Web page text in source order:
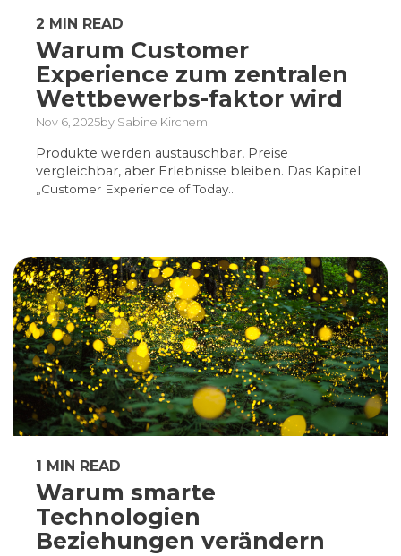
2 MIN READ
Warum Customer
Experience zum zentralen
Wettbewerbs-faktor wird
Nov 6, 2025by Sabine Kirchem
Produkte werden austauschbar, Preise
vergleichbar, aber Erlebnisse bleiben. Das Kapitel
„Customer Experience of Today...
1 MIN READ
Warum smarte
Technologien
Beziehungen verändern